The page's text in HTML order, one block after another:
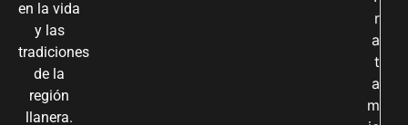
en la vida
y las
tradiciones
de la
región
llanera.
r
a
t
a
m